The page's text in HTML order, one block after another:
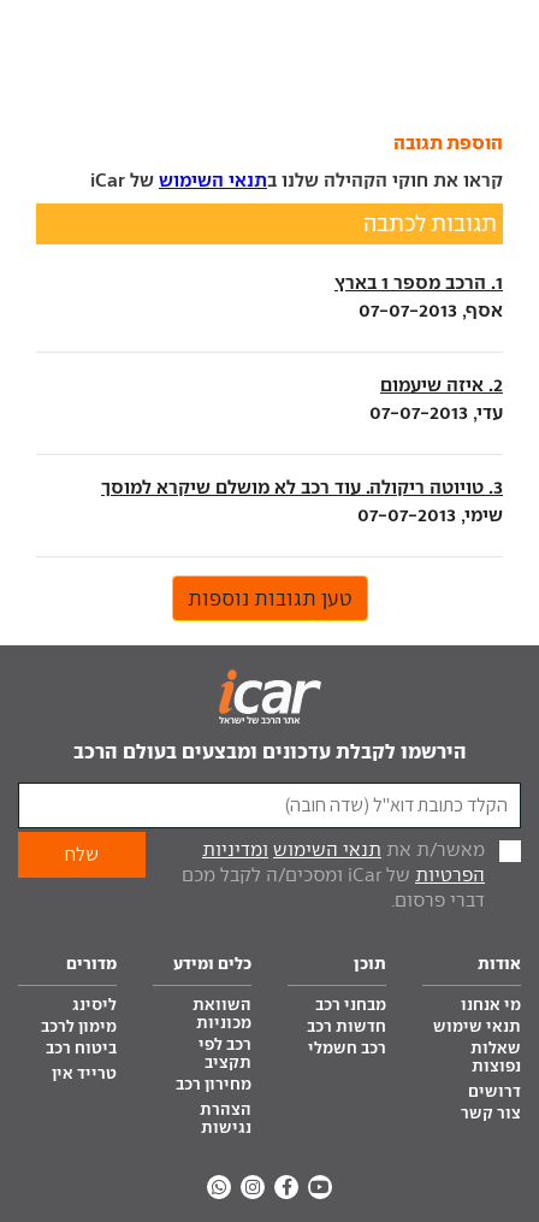
הוספת תגובה
קראו את חוקי הקהילה שלנו בתנאי השימוש של iCar
תגובות לכתבה
1. הרכב מספר 1 בארץ
אסף, 07-07-2013
2. איזה שיעמום
עדי, 07-07-2013
3. טויוטה ריקולה. עוד רכב לא מושלם שיקרא למוסך
שימי, 07-07-2013
טען תגובות נוספות
הירשמו לקבלת עדכונים ומבצעים בעולם הרכב
מאשר/ת את תנאי השימוש ומדיניות
הפרטיות
של iCar ומסכים/ה לקבל מכם
דברי פרסום.
אודות
מי אנחנו
תנאי שימוש
שאלות
נפוצות
דרושים
צור קשר
תוכן
מבחני רכב
חדשות רכב
רכב חשמלי
כלים ומידע
השוואת
מכוניות
רכב לפי
תקציב
מחירון רכב
הצהרת
נגישות
מדורים
ליסינג
מימון לרכב
ביטוח רכב
טרייד אין